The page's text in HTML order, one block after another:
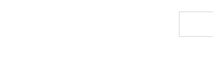
です。でも、個人的に作って楽し